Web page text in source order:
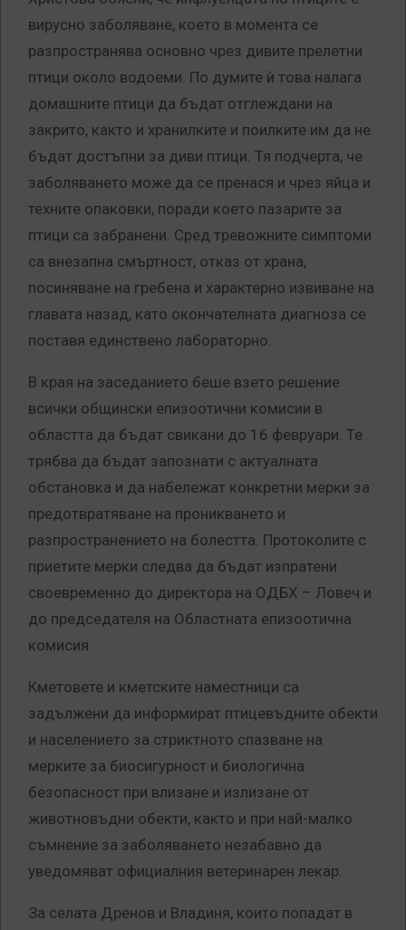
вирусно заболяване, което в момента се
разпространява основно чрез дивите прелетни
птици около водоеми. По думите ѝ това налага
домашните птици да бъдат отглеждани на
закрито, както и хранилките и поилките им да не
бъдат достъпни за диви птици. Тя подчерта, че
заболяването може да се пренася и чрез яйца и
техните опаковки, поради което пазарите за
птици са забранени. Сред тревожните симптоми
са внезапна смъртност, отказ от храна,
посиняване на гребена и характерно извиване на
главата назад, като окончателната диагноза се
поставя единствено лабораторно.
В края на заседанието беше взето решение
всички общински епизоотични комисии в
областта да бъдат свикани до 16 февруари. Те
трябва да бъдат запознати с актуалната
обстановка и да набележат конкретни мерки за
предотвратяване на проникването и
разпространението на болестта. Протоколите с
приетите мерки следва да бъдат изпратени
своевременно до директора на ОДБХ – Ловеч и
до председателя на Областната епизоотична
комисия.
Кметовете и кметските наместници са
задължени да информират птицевъдните обекти
и населението за стриктното спазване на
мерките за биосигурност и биологична
безопасност при влизане и излизане от
животновъдни обекти, както и при най-малко
съмнение за заболяването незабавно да
уведомяват официалния ветеринарен лекар.
За селата Дренов и Владиня, които попадат в